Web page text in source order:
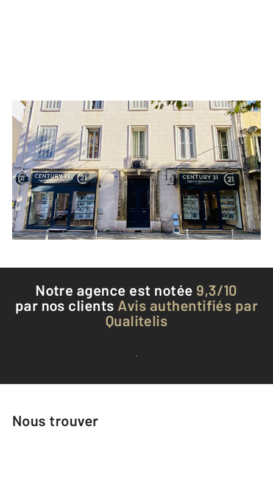
CENTURY 21 Agence Beaumond
49 rue de la République BP 57
AUBAGNE - 13400
Envoyer un message
Téléphoner à l'agence
Notre agence est notée 9,3/10
par nos clients Avis authentifiés par
Qualitelis
Voir tous les avis clients
Nous trouver